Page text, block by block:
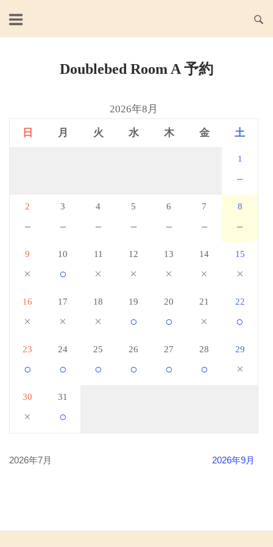
Doublebed Room A 予約
2026年8月
日 月 火 水 木 金 土
1
－
2
－
3
－
4
－
5
－
6
－
7
－
8
－
9
×
10
○
11
×
12
×
13
×
14
×
15
×
16
×
17
×
18
×
19
○
20
○
21
×
22
○
23
○
24
○
25
○
26
○
27
○
28
○
29
×
30
×
31
○
2026年7月 2026年9月